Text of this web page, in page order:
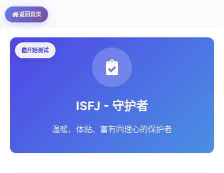
返回首页
开始测试
ISFJ - 守护者
温暖、体贴、富有同理心的保护者